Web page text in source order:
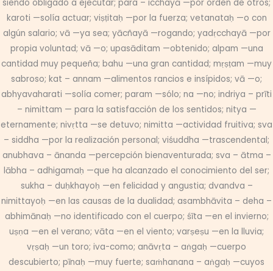
siendo obligado a ejecutar; para – icchayā —por orden de otros;
karoti —solía actuar; viṣṭitaḥ —por la fuerza; vetanataḥ —o con
algún salario; vā —ya sea; yācñayā —rogando; yadṛcchayā —por
propia voluntad; vā —o; upasāditam —obtenido; alpam —una
cantidad muy pequeña; bahu —una gran cantidad; mṛṣṭam —muy
sabroso; kat – annam —alimentos rancios e insípidos; vā —o;
abhyavaharati —solía comer; param —sólo; na —no; indriya – prīti
– nimittam — para la satisfacción de los sentidos; nitya —
eternamente; nivṛtta —se detuvo; nimitta —actividad fruitiva; sva
– siddha —por la realización personal; viśuddha —trascendental;
anubhava – ānanda —percepción bienaventurada; sva – ātma –
lābha – adhigamaḥ —que ha alcanzado el conocimiento del ser;
sukha – duḥkhayoḥ —en felicidad y angustia; dvandva –
nimittayoḥ —en las causas de la dualidad; asambhāvita – deha –
abhimānaḥ —no identificado con el cuerpo; śīta —en el invierno;
uṣṇa —en el verano; vāta —en el viento; varṣeṣu —en la lluvia;
vṛṣaḥ —un toro; iva-como; anāvṛta – aṅgaḥ —cuerpo
descubierto; pīnaḥ —muy fuerte; saṁhanana – aṅgaḥ —cuyos